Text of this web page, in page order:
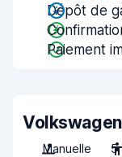
Dépôt de
Paiement
Manuelle
5